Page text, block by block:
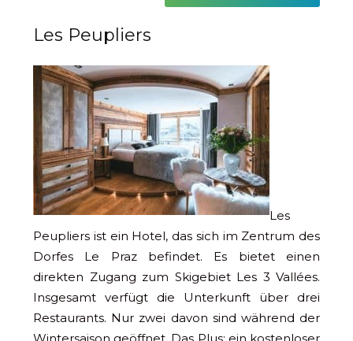
Les Peupliers
Les
Peupliers ist ein Hotel, das sich im Zentrum des
Dorfes Le Praz befindet. Es bietet einen
direkten Zugang zum Skigebiet Les 3 Vallées.
Insgesamt verfügt die Unterkunft über drei
Restaurants. Nur zwei davon sind während der